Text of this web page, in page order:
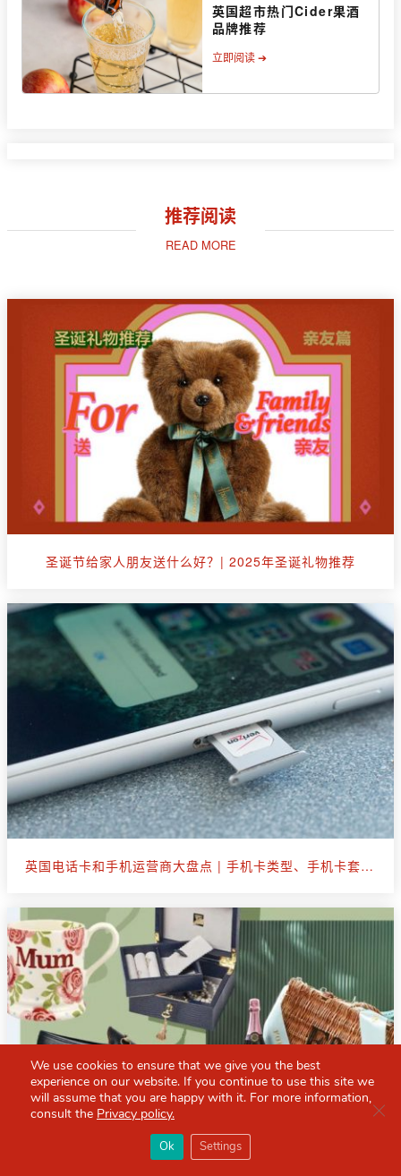
英国超市热门Cider果酒
品牌推荐
立即阅读 ➔
推荐阅读
READ MORE
圣诞节给家人朋友送什么好？| 2025年圣诞礼物推荐
英国电话卡和手机运营商大盘点 | 手机卡类型、手机卡套餐选购
你必备的英国指南
We use cookies to ensure that we give you the best
experience on our website. If you continue to use this site we
will assume that you are happy with it. For more information,
consult the Privacy policy.
Ok Settings